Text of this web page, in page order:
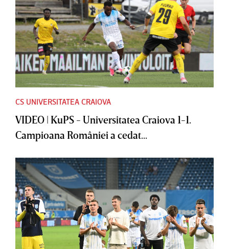
CS UNIVERSITATEA CRAIOVA
VIDEO | KuPS - Universitatea Craiova 1-1.
Campioana României a cedat...